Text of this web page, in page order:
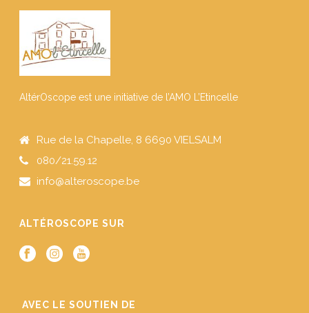
AltérOscope est une initiative de l’AMO L’Etincelle
Rue de la Chapelle, 8 6690 VIELSALM
080/21.59.12
info@alteroscope.be
ALTÉROSCOPE SUR
AVEC LE SOUTIEN DE